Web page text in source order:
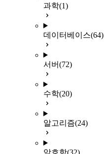
과학(1)
데이터베이스(64)
서버(72)
수학(20)
알고리즘(24)
암호학(32)